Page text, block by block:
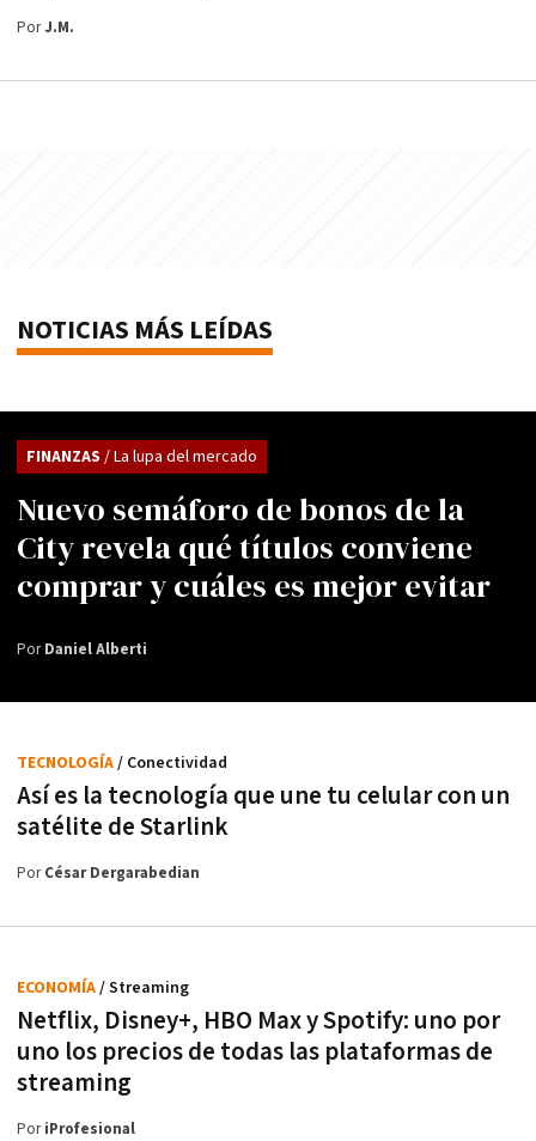
PorJ.M.
NOTICIAS MÁS LEÍDAS
Nuevo semáforo de bonos de la
City revela qué títulos conviene
comprar y cuáles es mejor evitar
FINANZAS / La lupa del mercado
PorDaniel Alberti
Así es la tecnología que une tu celular con un
satélite de Starlink
TECNOLOGÍA/ Conectividad
PorCésar Dergarabedian
Netflix, Disney+, HBO Max y Spotify: uno por
uno los precios de todas las plataformas de
streaming
ECONOMÍA/ Streaming
PoriProfesional